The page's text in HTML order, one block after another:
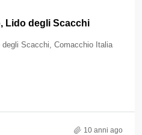
Lido degli Scacchi
Scacchi, Comacchio Italia
10 anni ago